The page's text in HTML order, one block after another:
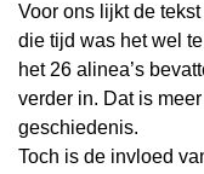
Voor ons lijkt de
die tijd was het wel
het 26 alinea’s
verder in. Dat is
geschiedenis.
Toch is de invloed